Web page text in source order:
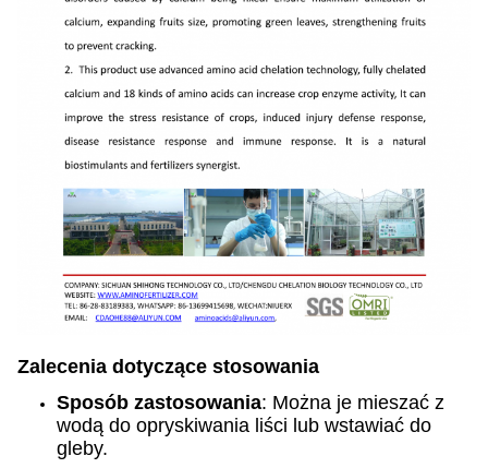
Zalecenia dotyczące stosowania
Sposób zastosowania: Można je mieszać z
wodą do opryskiwania liści lub wstawiać do
gleby.